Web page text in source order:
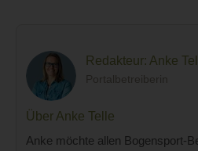
Redakteur: Anke
Portalbetreiberin
Über Anke Telle
Anke möchte allen Bogensport-